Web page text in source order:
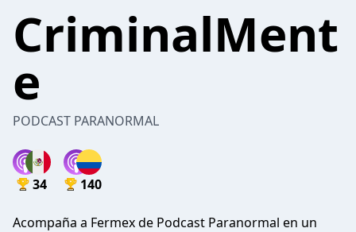
CriminalMent
e
PODCAST PARANORMAL
34 140
Acompaña a Fermex de Podcast Paranormal en un